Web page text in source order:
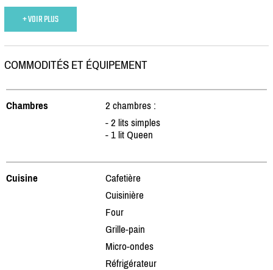
+ VOIR PLUS
COMMODITÉS ET ÉQUIPEMENT
Chambres
2 chambres :
- 2 lits simples
- 1 lit Queen
Cuisine
Cafetière
Cuisinière
Four
Grille-pain
Micro-ondes
Réfrigérateur